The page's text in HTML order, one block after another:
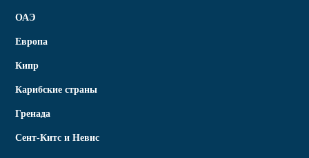
ОАЭ
Европа
Кипр
Карибские страны
Гренада
Сент-Китс и Невис